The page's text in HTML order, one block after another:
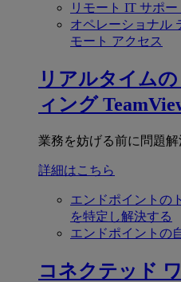
リモート IT サポー
オペレーショナル
モート アクセス
リアルタイム
ィング
業務を妨げる前に問題解
詳細はこちら
エンドポイントの
を特定し解決する
エンドポイントの
コネクテッド